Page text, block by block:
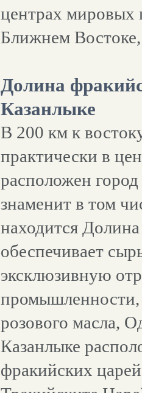
центрах мировых
Ближнем
Долина
Казанлыке
В 200 км к
практически в
расположен
знаменит в том
находится Долина
обеспечивает
эксклюзивную
промышленности,
розового масла,
Казанлыке
фракийских